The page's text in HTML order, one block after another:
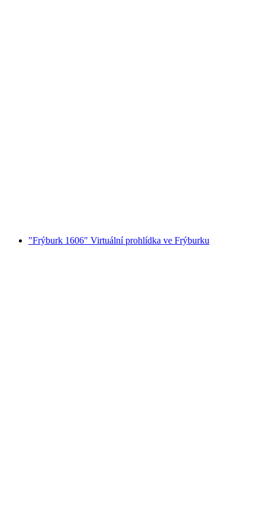
"Frýburk 1606" Virtuální prohlídka ve Frýburku